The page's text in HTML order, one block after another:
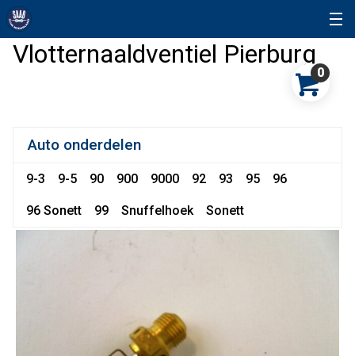
Vlotternaaldventiel Pierburg
0
Auto onderdelen
9-3 9-5 90 900 9000 92 93 95 96
96 Sonett 99 Snuffelhoek Sonett